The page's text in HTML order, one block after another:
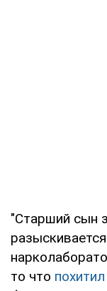
"Старший сын
то что